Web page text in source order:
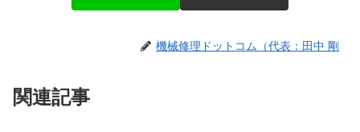
機械修理ドットコム（代表：田中 剛
関連記事